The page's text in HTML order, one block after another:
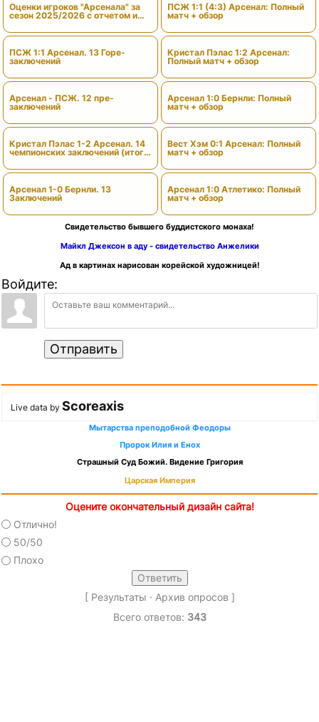
Оценки игроков "Арсенала" за
сезон 2025/2026 с отчетом и
вердиктами
ПСЖ 1:1 Арсенал. 13 Горе-
заключений
Арсенал - ПСЖ. 12 пре-
заключений
Кристал Пэлас 1-2 Арсенал. 14
чемпионских заключений (итоги
Арсенал 1-0 Бернли. 13
Заключений
ПСЖ 1:1 (4:3) Арсенал: Полный
матч + обзор
Кристал Пэлас 1:2 Арсенал:
Полный матч + обзор
Арсенал 1:0 Бернли: Полный
матч + обзор
Вест Хэм 0:1 Арсенал: Полный
матч + обзор
Арсенал 1:0 Атлетико: Полный
матч + обзор
Свидетельство бывшего буддистского монаха!
Майкл Джексон в аду - свидетельство Анжелики
Ад в картинах нарисован корейской художницей!
Войдите:
Отправить
Live data by Scoreaxis
Мытарства преподобной Феодоры
Пророк Илия и Енох
Страшный Суд Божий. Видение Григория
Царская Империя
Оцените окончательный дизайн сайта!
Отлично!
50/50
Плохо
[ Результаты · Архив опросов ]
Всего ответов: 343